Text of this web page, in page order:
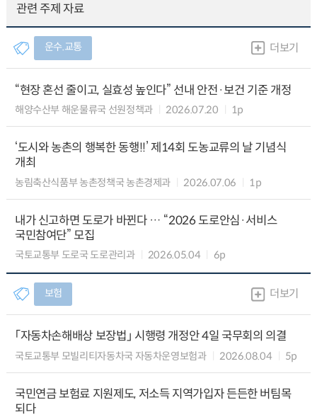
관련 주제 자료
운수.교통 더보기
“현장 혼선 줄이고, 실효성 높인다” 선내 안전·보건 기준 개정
해양수산부 해운물류국 선원정책과 2026.07.20 1p
‘도시와 농촌의 행복한 동행!!’ 제14회 도농교류의 날 기념식
개최
농림축산식품부 농촌정책국 농촌경제과 2026.07.06 1p
내가 신고하면 도로가 바뀐다 … “2026 도로안심·서비스
국민참여단” 모집
국토교통부 도로국 도로관리과 2026.05.04 6p
보험 더보기
「자동차손해배상 보장법」 시행령 개정안 4일 국무회의 의결
국토교통부 모빌리티자동차국 자동차운영보험과 2026.08.04 5p
국민연금 보험료 지원제도, 저소득 지역가입자 든든한 버팀목
되다